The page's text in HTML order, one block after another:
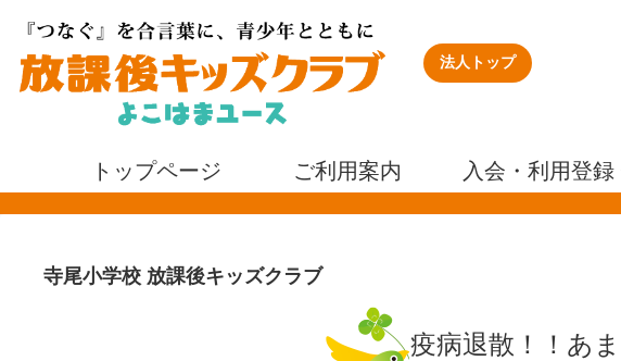
法人トップ
トップページ ご利用案内 入会・利用登録
寺尾小学校 放課後キッズクラブ
疫病退散！！あ